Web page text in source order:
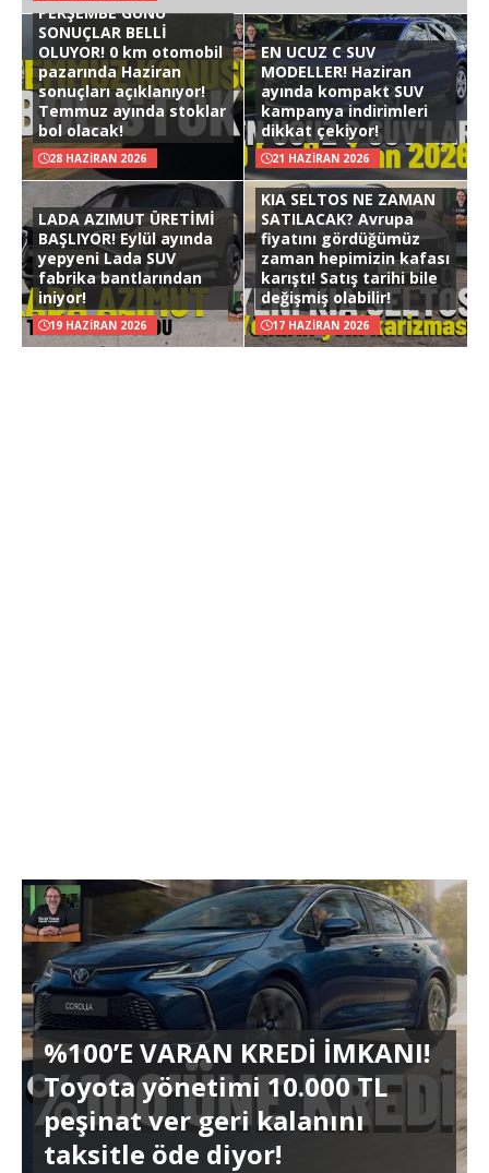
PERŞEMBE GÜNÜ
SONUÇLAR BELLİ
OLUYOR! 0 km otomobil
pazarında Haziran
sonuçları açıklanıyor!
Temmuz ayında stoklar
bol olacak!
28 HAZIRAN 2026
EN UCUZ C SUV
MODELLER! Haziran
ayında kompakt SUV
kampanya indirimleri
dikkat çekiyor!
21 HAZIRAN 2026
LADA AZIMUT ÜRETİMİ
BAŞLIYOR! Eylül ayında
yepyeni Lada SUV
fabrika bantlarından
iniyor!
19 HAZIRAN 2026
KIA SELTOS NE ZAMAN
SATILACAK? Avrupa
fiyatını gördüğümüz
zaman hepimizin kafası
karıştı! Satış tarihi bile
değişmiş olabilir!
17 HAZIRAN 2026
%100’E VARAN KREDİ İMKANI!
Toyota yönetimi 10.000 TL
peşinat ver geri kalanını
taksitle öde diyor!